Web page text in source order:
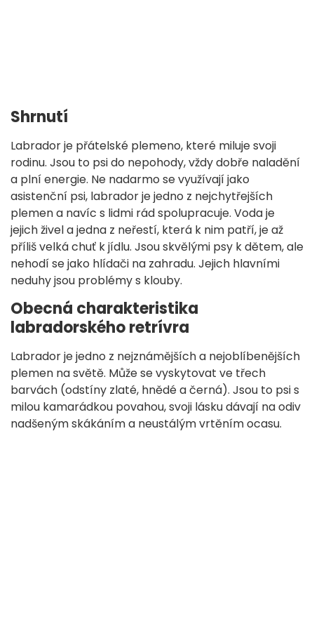
Shrnutí
Labrador je přátelské plemeno, které miluje svoji
rodinu. Jsou to psi do nepohody, vždy dobře naladění
a plní energie. Ne nadarmo se využívají jako
asistenční psi, labrador je jedno z nejchytřejších
plemen a navíc s lidmi rád spolupracuje. Voda je
jejich živel a jedna z neřestí, která k nim patří, je až
příliš velká chuť k jídlu. Jsou skvělými psy k dětem, ale
nehodí se jako hlídači na zahradu. Jejich hlavními
neduhy jsou problémy s klouby.
Obecná charakteristika
labradorského retrívra
Labrador je jedno z nejznámějších a nejoblíbenějších
plemen na světě. Může se vyskytovat ve třech
barvách (odstíny zlaté, hnědé a černá). Jsou to psi s
milou kamarádkou povahou, svoji lásku dávají na odiv
nadšeným skákáním a neustálým vrtěním ocasu.